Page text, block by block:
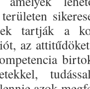
tartják a
az